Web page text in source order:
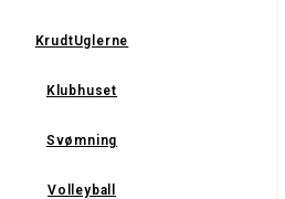
KrudtUglerne
Klubhuset
Svømning
Volleyball